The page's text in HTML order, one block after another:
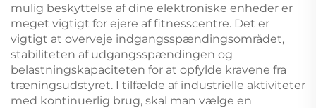
mulig beskyttelse af dine elektroniske enheder er
meget vigtigt for ejere af fitnesscentre. Det er
vigtigt at overveje indgangsspændingsområdet,
stabiliteten af udgangsspændingen og
belastningskapaciteten for at opfylde kravene fra
træningsudstyret. I tilfælde af industrielle aktiviteter
med kontinuerlig brug, skal man vælge en